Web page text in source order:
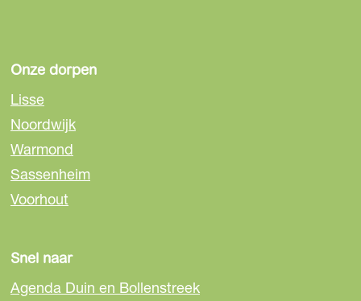
n
a
o
p
F
a
c
e
o
k
n
o
p
e
-
m
a
n
p
W
h
A
p
Onze dorpen
Lisse
Noordwijk
Warmond
Sassenheim
Voorhout
Snel naar
Agenda Duin en Bollenstreek